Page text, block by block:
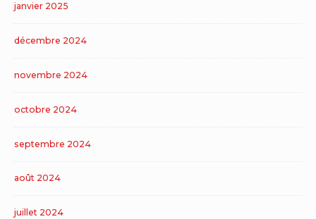
janvier 2025
décembre 2024
novembre 2024
octobre 2024
septembre 2024
août 2024
juillet 2024